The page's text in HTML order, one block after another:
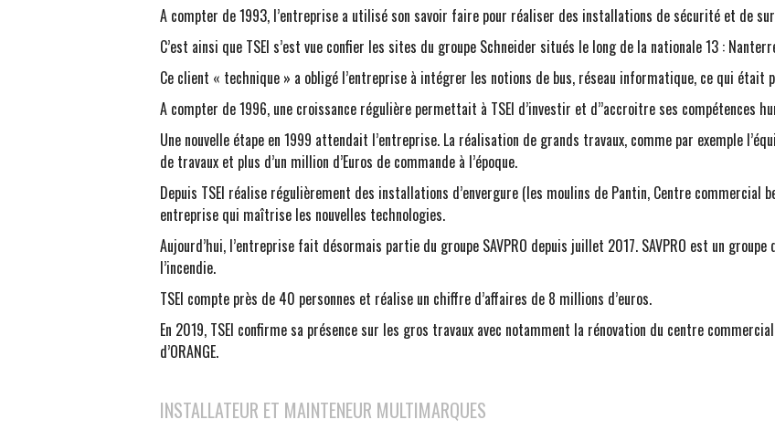
A compter de 1993, l’entreprise a utilisé son savoir faire pour réaliser des installations de sécurité et de
C’est ainsi que TSEI s’est vue confier les sites du groupe Schneider situés le long de la nationale 13 :
Ce client « technique » a obligé l’entreprise à intégrer les notions de bus, réseau informatique, ce qui était
A compter de 1996, une croissance régulière permettait à TSEI d’investir et d’’accroitre ses compétences
Une nouvelle étape en 1999 attendait l’entreprise. La réalisation de grands travaux, comme par exemple
de travaux et plus d’un million d’Euros de commande à l’époque.
Depuis TSEI réalise régulièrement des installations d’envergure (les moulins de Pantin, Centre commercial
entreprise qui maîtrise les nouvelles technologies.
Aujourd’hui, l’entreprise fait désormais partie du groupe SAVPRO depuis juillet 2017. SAVPRO est un
l’incendie.
TSEI compte près de 40 personnes et réalise un chiffre d’affaires de 8 millions d’euros.
En 2019, TSEI confirme sa présence sur les gros travaux avec notamment la rénovation du centre
d’ORANGE.
INSTALLATEUR ET MAINTENEUR MULTIMARQUES